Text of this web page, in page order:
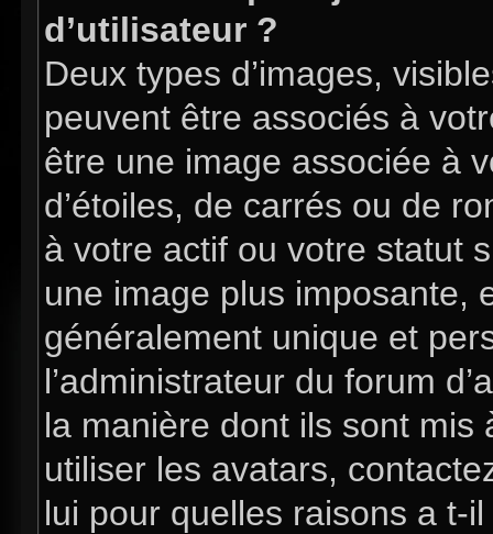
d’utilisateur ?
Deux types d’images,
peuvent être associés à
être une image associée à
d’étoiles, de carrés ou de
à votre actif ou votre statut
une image plus imposante,
généralement unique et
l’administrateur du forum
la manière dont ils sont mis
utiliser les avatars,
lui pour quelles raisons a t-